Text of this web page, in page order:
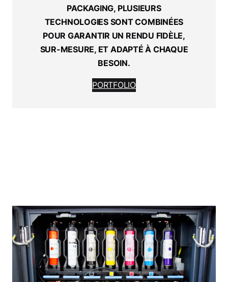
PACKAGING, PLUSIEURS
TECHNOLOGIES SONT COMBINÉES
POUR GARANTIR UN RENDU FIDÈLE,
SUR-MESURE, ET ADAPTÉ À CHAQUE
BESOIN.
PORTFOLIO